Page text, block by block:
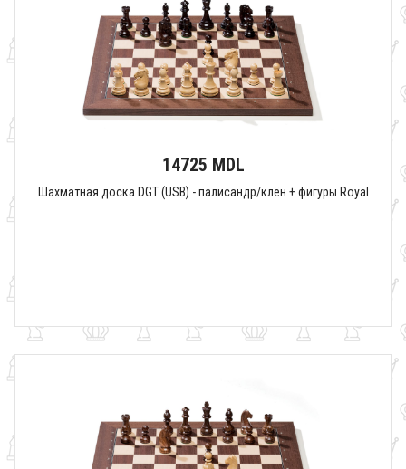
14725 MDL
Шахматная доска DGT (USB) - палисандр/клён + фигуры Royal